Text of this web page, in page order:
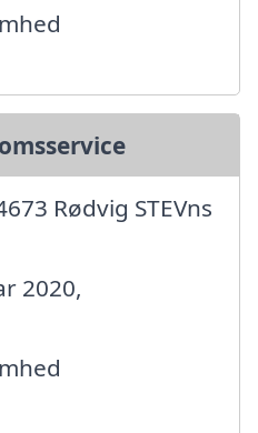
Rødvig STEVns
2020,